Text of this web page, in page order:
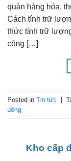
quản hàng hóa,
Cách tính trữ
thức tính trữ
công […]
Posted in Tin tức |
đông
Kho cấp